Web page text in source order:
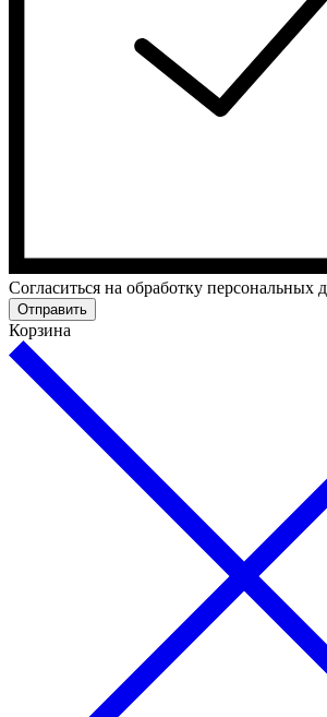
Cогласиться на обработку персональных
Отправить
Корзина